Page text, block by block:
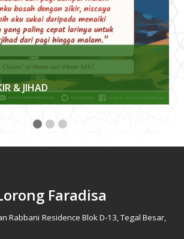
& JIHAD
Faradisa
Rabbani Residence Blok D-13, Tegal Besar,